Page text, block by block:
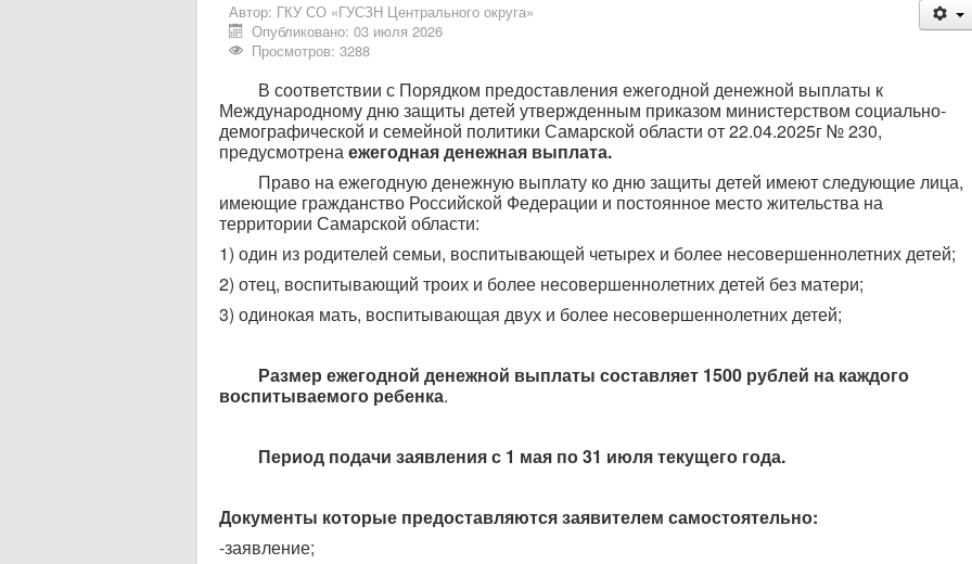
Автор: ГКУ СО «ГУСЗН Центрального округа»
Опубликовано: 03 июля 2026
Просмотров: 3288
В соответствии с Порядком предоставления ежегодной денежной выплаты к
Международному дню защиты детей утвержденным приказом министерством социально-
демографической и семейной политики Самарской области от 22.04.2025г № 230,
предусмотренаежегодная денежная выплата.
Право на ежегодную денежную выплату ко дню защиты детей имеют следующие лица,
имеющие гражданство Российской Федерации и постоянное место жительства на
территории Самарской области:
1) один из родителей семьи, воспитывающей четырех и более несовершеннолетних детей;
2) отец, воспитывающий троих и более несовершеннолетних детей без матери;
3) одинокая мать, воспитывающая двух и более несовершеннолетних детей;
Размер ежегодной денежной выплаты составляет 1500 рублей на каждого
воспитываемого ребенка.
Период подачи заявления с 1 мая по 31 июля текущего года.
Документы которые предоставляются заявителем самостоятельно:
-заявление;